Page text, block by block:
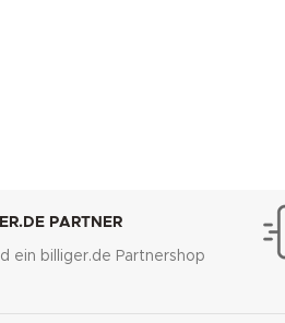
PARTNER
ein billiger.de Partnershop